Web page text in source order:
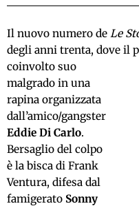
Il nuovo numero de Le
degli anni trenta, dove il
coinvolto suo
malgrado in una
rapina organizzata
dall’amico/gangster
Eddie Di Carlo.
Bersaglio del colpo
è la bisca di Frank
Ventura, difesa dal
famigerato Sonny